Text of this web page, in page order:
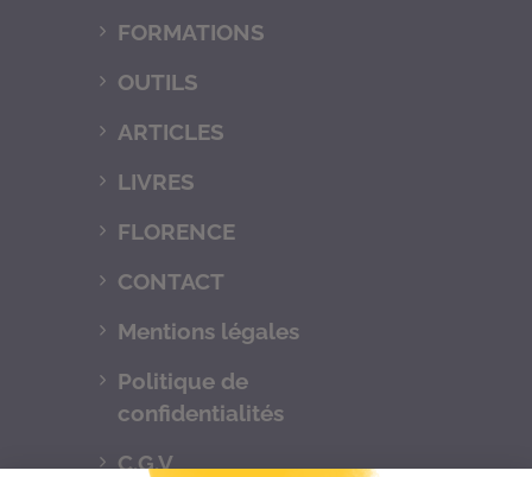
FORMATIONS
OUTILS
ARTICLES
LIVRES
FLORENCE
CONTACT
Mentions légales
Politique de
confidentialités
C.G.V